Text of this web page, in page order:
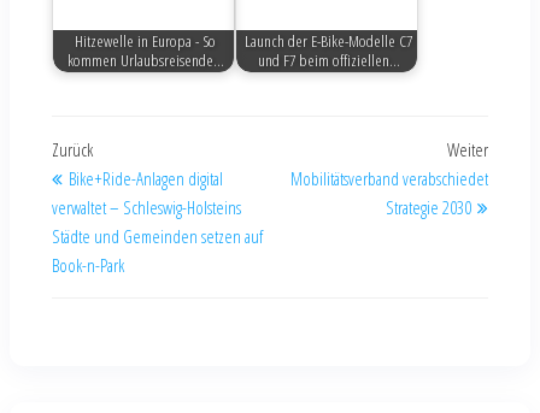
Hitzewelle in Europa - So
kommen Urlaubsreisende…
Launch der E-Bike-Modelle C7
und F7 beim offiziellen…
Zurück
Bike+Ride-Anlagen digital
verwaltet – Schleswig-Holsteins
Städte und Gemeinden setzen auf
Book-n-Park
Weiter
Mobilitätsverband verabschiedet
Strategie 2030